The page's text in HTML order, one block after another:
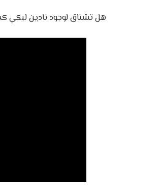
هل تشتاق لوجود نادين لبكي